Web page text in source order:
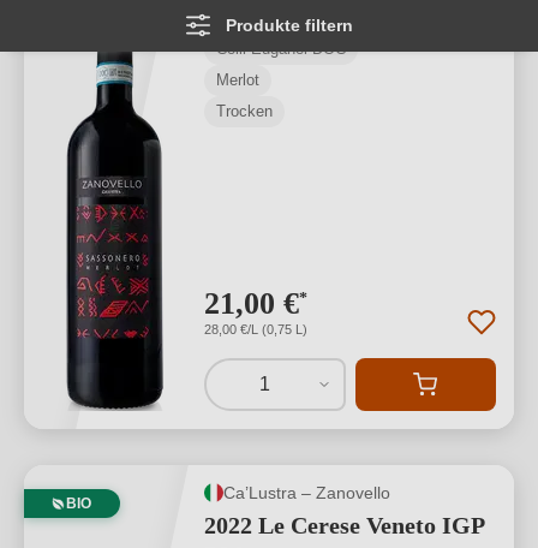
Produkte filtern
Colli Euganei DOC
Merlot
Trocken
21,00 €*
28,00 €/L (0,75 L)
1
BIO
Ca’Lustra – Zanovello
2022 Le Cerese Veneto IGP